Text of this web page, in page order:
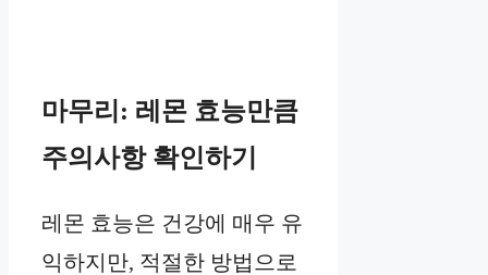
마무리: 레몬 효능만큼
주의사항 확인하기
레몬 효능은 건강에 매우 유
익하지만, 적절한 방법으로